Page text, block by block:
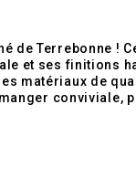
propriété se démarque par sa
haut de gamme. Dès
matériaux de
parfaite